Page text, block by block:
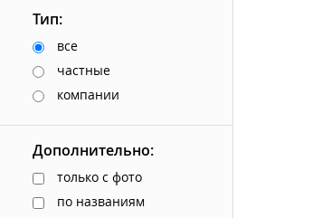
Тип:
все
частные
компании
Дополнительно:
только с фото
по названиям